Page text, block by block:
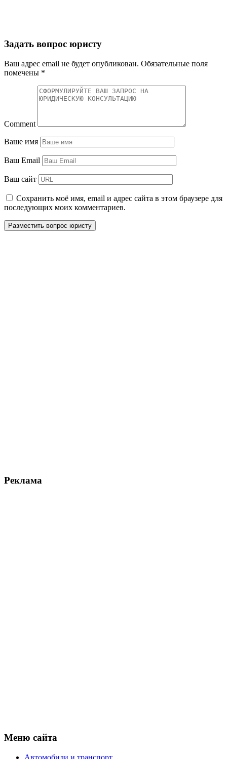
Задать вопрос юристу
Ваш адрес email не будет опубликован. Обязательные поля
помечены *
Comment
Ваше имя
Ваш Email
Ваш сайт
Сохранить моё имя, email и адрес сайта в этом браузере для
последующих моих комментариев.
Реклама
Меню сайта
Автомобили и транспорт